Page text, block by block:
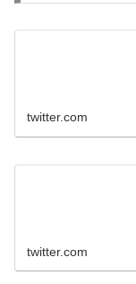
twitter.com
twitter.com